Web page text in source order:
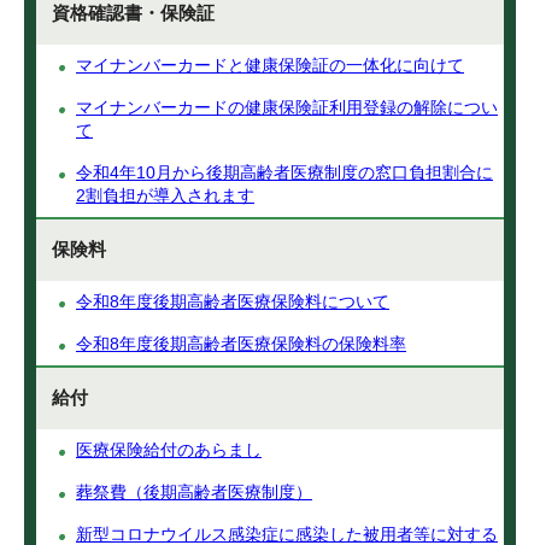
資格確認書・保険証
マイナンバーカードと健康保険証の一体化に向けて
マイナンバーカードの健康保険証利用登録の解除につい
て
令和4年10月から後期高齢者医療制度の窓口負担割合に
2割負担が導入されます
保険料
令和8年度後期高齢者医療保険料について
令和8年度後期高齢者医療保険料の保険料率
給付
医療保険給付のあらまし
葬祭費（後期高齢者医療制度）
新型コロナウイルス感染症に感染した被用者等に対する